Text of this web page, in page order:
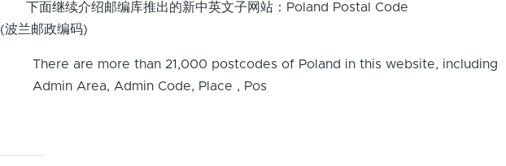
下面继续介绍邮编库推出的新中英文子网站：Poland Postal Code
(波兰邮政编码)
There are more than 21,000 postcodes of Poland in this website, including
Admin Area, Admin Code, Place , Pos